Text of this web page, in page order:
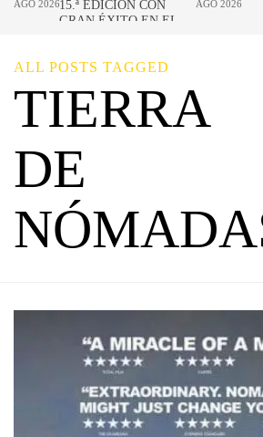
ALL POSTS TAGGED
TIERRA
DE